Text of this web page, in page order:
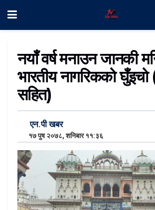
नयाँ वर्ष मनाउन जानकी
भारतीय नागरिकको घुँइचो
सहित)
एन.पी खबर
१७ पुष २०७८, शनिबार ११:३६